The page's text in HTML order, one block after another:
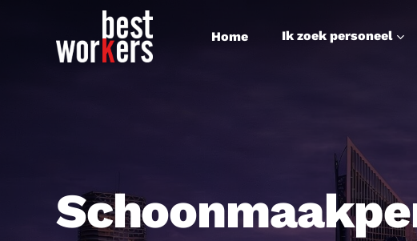
Home Ik zoek personeel